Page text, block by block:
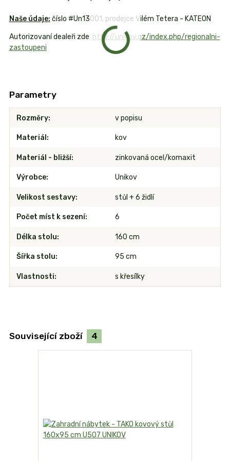
Naše údaje: číslo #Un13001, prodejce Vilém Tetera - KATEON
Autorizovaní dealeři zde: http://unikov.cz/index.php/regionalni-
zastoupeni
Parametry
Rozměry v popisu
Materiál kov
Materiál - bližší zinkovaná ocel/komaxit
Výrobce Unikov
Velikost sestavy stůl + 6 židlí
Počet míst k sezení 6
Délka stolu 160 cm
Šířka stolu 95 cm
Vlastnosti s křesílky
Související zboží 4